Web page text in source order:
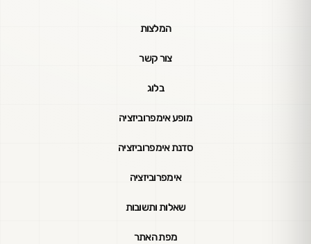
המלצות
צור קשר
בלוג
מופע אימפרוביזציה
סדנת אימפרוביזציה
אימפרוביזציה
שאלות ותשובות
מפת האתר